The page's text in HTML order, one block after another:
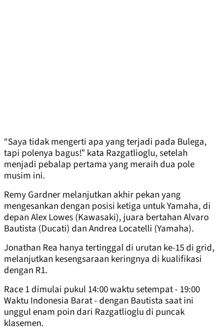
“Saya tidak mengerti apa yang terjadi pada Bulega,
tapi polenya bagus!” kata Razgatlioglu, setelah
menjadi pebalap pertama yang meraih dua pole
musim ini.
Remy Gardner melanjutkan akhir pekan yang
mengesankan dengan posisi ketiga untuk Yamaha, di
depan Alex Lowes (Kawasaki), juara bertahan Alvaro
Bautista (Ducati) dan Andrea Locatelli (Yamaha).
Jonathan Rea hanya tertinggal di urutan ke-15 di grid,
melanjutkan kesengsaraan keringnya di kualifikasi
dengan R1.
Race 1 dimulai pukul 14:00 waktu setempat - 19:00
Waktu Indonesia Barat - dengan Bautista saat ini
unggul enam poin dari Razgatlioglu di puncak
klasemen.